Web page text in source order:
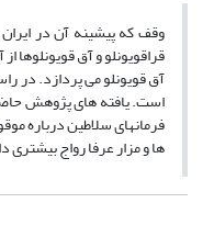
وقف که پیشینه آن در
قراقویونلو و آق قویونلوها
آق قویونلو می پردازد. در
است. یافته های پژوهش
فرمانهای سلاطین درباره
ها و مزار عرفا رواج